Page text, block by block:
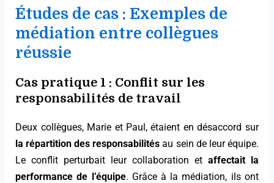
Études de cas : Exemples de
médiation entre collègues
réussie
Cas pratique 1 : Conflit sur les
responsabilités de travail
Deux collègues, Marie et Paul, étaient en désaccord sur
la répartition des responsabilités au sein de leur équipe.
Le conflit perturbait leur collaboration et affectait la
performance de l’équipe. Grâce à la médiation, ils ont